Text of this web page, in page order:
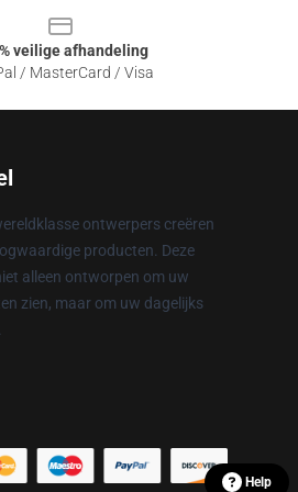
veilige afhandeling
/ MasterCard / Visa
ontwerpers creëren
producten. Deze
alleen ontworpen om uw
zien, maar om uw dagelijks
Help